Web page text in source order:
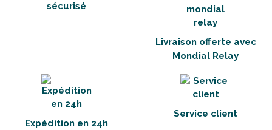
sécurisé
Livraison offerte avec
Mondial Relay
Expédition en 24h
Service client